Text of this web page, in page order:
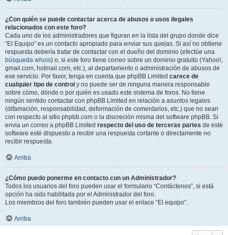
¿Con quién se puede contactar acerca de abusos o usos ilegales
relacionados con este foro?
Cada uno de los administradores que figuran en la lista del grupo donde dice
“El Equipo” es un contacto apropiado para enviar sus quejas. Si así no obtiene
respuesta debería tratar de contactar con el dueño del dominio (efectúe una
búsqueda whois) o, si este foro tiene correo sobre un dominio gratuito (Yahoo!,
gmail.com, hotmail.com, etc.), al departamento o administración de abusos de
ese servicio. Por favor, tenga en cuenta que phpBB Limited carece de
cualquier tipo de control y no puede ser de ninguna manera responsable
sobre cómo, dónde o por quién es usado este sistema de foros. No tiene
ningún sentido contactar con phpBB Limited en relación a asuntos legales
(difamación, responsabilidad, deformación de comentarios, etc.) que no sean
con respecto al sitio phpbb.com o la discreción misma del software phpBB. Si
envia un correo a phpBB Limited respecto del uso de terceras partes de este
software esté dispuesto a recibir una respuesta cortante o directamente no
recibir respuesta.
Arriba
¿Cómo puedo ponerme en contacto con un Administrador?
Todos los usuarios del foro pueden usar el formulario “Contáctenos”, si está
opción ha sido habilitada por el Administrador del foro.
Los miembros del foro también pueden usar el enlace “El equipo”.
Arriba